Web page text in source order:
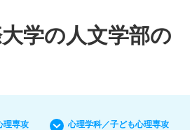
学の人文学部の
理専攻 心理学科／子ども心理専攻